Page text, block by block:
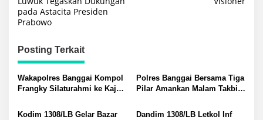
pada Astacita Presiden
Prabowo
Posting Terkait
Wakapolres Banggai Kompol
Frangky Silaturahmi ke Kajari
Sinergitas
Polres Banggai Bersama Tiga
Pilar Amankan Malam Takbir
Kodim 1308/LB Gelar Bazar
Dandim 1308/LB Letkol Inf